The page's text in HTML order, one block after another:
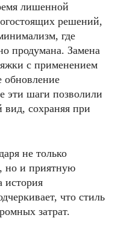
лишенной
решений,
где
продумана. Замена
с применением
обновление
эти шаги позволили
вид, сохраняя при
не только
но и приятную
история
что стиль
затрат.